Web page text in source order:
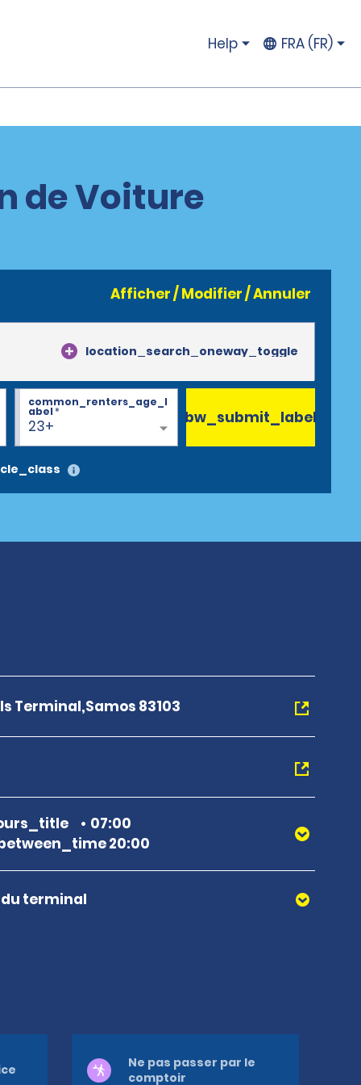
Help FRA (FR)
de Voiture
Afficher / Modifier / Annuler
location_search_oneway_toggle
23+
common_renters_age_l
abel* bw_submit_label
Terminal,Samos 83103
07:00
20:00
terminal
Ne pas passer par le
comptoir